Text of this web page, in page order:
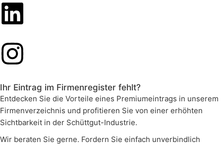
Ihr Eintrag im Firmenregister fehlt?
Entdecken Sie die Vorteile eines Premiumeintrags in unserem
Firmenverzeichnis und profitieren Sie von einer erhöhten
Sichtbarkeit in der Schüttgut-Industrie.
Wir beraten Sie gerne. Fordern Sie einfach unverbindlich